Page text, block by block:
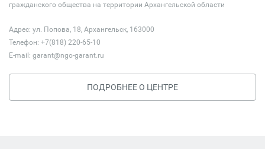
гражданского общества на территории Архангельской области
Адрес: ул. Попова, 18, Архангельск, 163000
Телефон: +7(818) 220-65-10
E-mail: garant@ngo-garant.ru
ПОДРОБНЕЕ О ЦЕНТРЕ